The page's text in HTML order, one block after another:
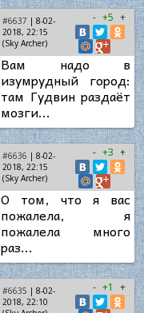
#6637 | 8-02-
2018, 22:15
(Sky Archer)
- +5 +
Вам надо в
изумрудный город:
там Гудвин раздаёт
мозги...
#6636 | 8-02-
2018, 22:15
(Sky Archer)
- +3 +
О том, что я вас
пожалела, я
пожалела много
раз...
#6635 | 8-02-
2018, 22:10
- +1 +